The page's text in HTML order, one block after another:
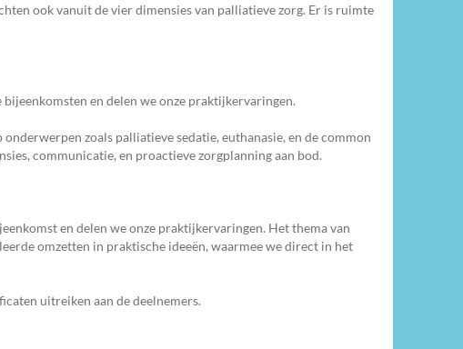
ook vanuit de vier dimensies van palliatieve zorg. Er is ruimte
en delen we onze praktijkervaringen.
zoals palliatieve sedatie, euthanasie, en de common
communicatie, en proactieve zorgplanning aan bod.
en delen we onze praktijkervaringen. Het thema van
omzetten in praktische ideeën, waarmee we direct in het
uitreiken aan de deelnemers.